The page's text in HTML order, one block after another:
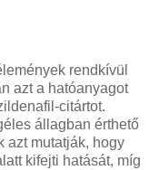
rendkívül
azt a hatóanyagot
citártot.
állagban érthető
azt mutatják, hogy
kifejti hatását, míg